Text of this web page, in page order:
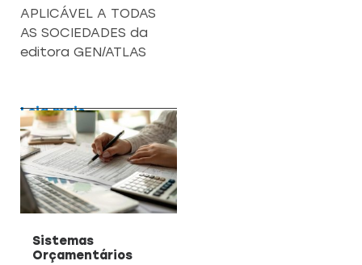
APLICÁVEL A TODAS
AS SOCIEDADES da
editora GEN/ATLAS
Leia mais
Sistemas
Orçamentários